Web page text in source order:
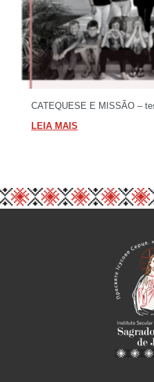
CATEQUESE E MISSÃO –
LEIA MAIS